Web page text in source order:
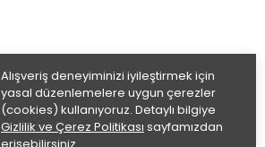
Alışveriş deneyiminizi iyileştirmek için
yasal düzenlemelere uygun çerezler
(cookies) kullanıyoruz. Detaylı bilgiye
Gizlilik ve Çerez Politikası sayfamızdan